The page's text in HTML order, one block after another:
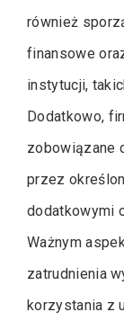
również
finansowe
instytucji,
Dodatkowo,
zobowiązane
przez
dodatkowymi
Ważnym
zatrudnienia
korzystania z